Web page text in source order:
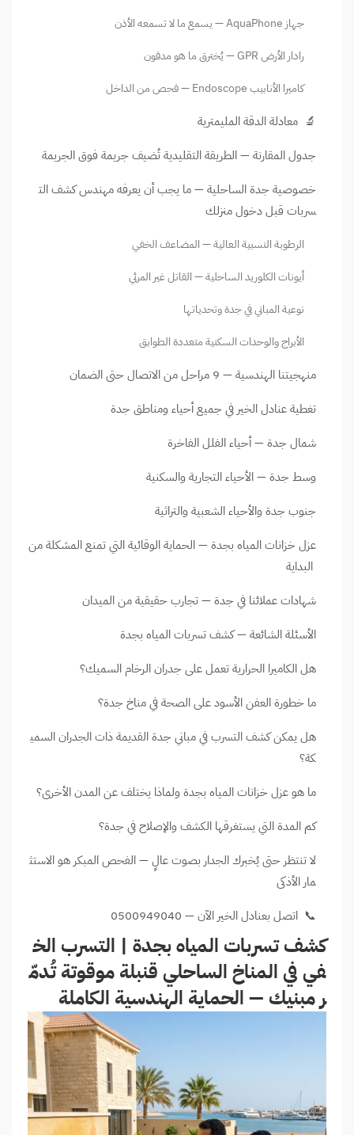
جهاز AquaPhone — يسمع ما لا تسمعه الأذن
رادار الأرض GPR — يُخترق ما هو مدفون
كاميرا الأنابيب Endoscope — فحص من الداخل
🔬 معادلة الدقة المليمترية
جدول المقارنة — الطريقة التقليدية تُضيف جريمة فوق الجريمة
خصوصية جدة الساحلية — ما يجب أن يعرفه مهندس كشف الت
سربات قبل دخول منزلك
الرطوبة النسبية العالية — المضاعف الخفي
أيونات الكلوريد الساحلية — القاتل غير المرئي
نوعية المباني في جدة وتحدياتها
الأبراج والوحدات السكنية متعددة الطوابق
منهجيتنا الهندسية — 9 مراحل من الاتصال حتى الضمان
تغطية عنادل الخير في جميع أحياء ومناطق جدة
شمال جدة — أحياء الفلل الفاخرة
وسط جدة — الأحياء التجارية والسكنية
جنوب جدة والأحياء الشعبية والتراثية
عزل خزانات المياه بجدة — الحماية الوقائية التي تمنع المشكلة من
البداية
شهادات عملائنا في جدة — تجارب حقيقية من الميدان
الأسئلة الشائعة — كشف تسربات المياه بجدة
هل الكاميرا الحرارية تعمل على جدران الرخام السميك؟
ما خطورة العفن الأسود على الصحة في مناخ جدة؟
هل يمكن كشف التسرب في مباني جدة القديمة ذات الجدران السمي
كة؟
ما هو عزل خزانات المياه بجدة ولماذا يختلف عن المدن الأخرى؟
كم المدة التي يستغرقها الكشف والإصلاح في جدة؟
لا تنتظر حتى يُخبرك الجدار بصوت عالٍ — الفحص المبكر هو الاستث
مار الأذكى
📞 اتصل بعنادل الخير الآن — 0500949040
كشف تسربات المياه بجدة | التسرب الخ
في في المناخ الساحلي قنبلة موقوتة تُدمّ
ر مبنيك — الحماية الهندسية الكاملة